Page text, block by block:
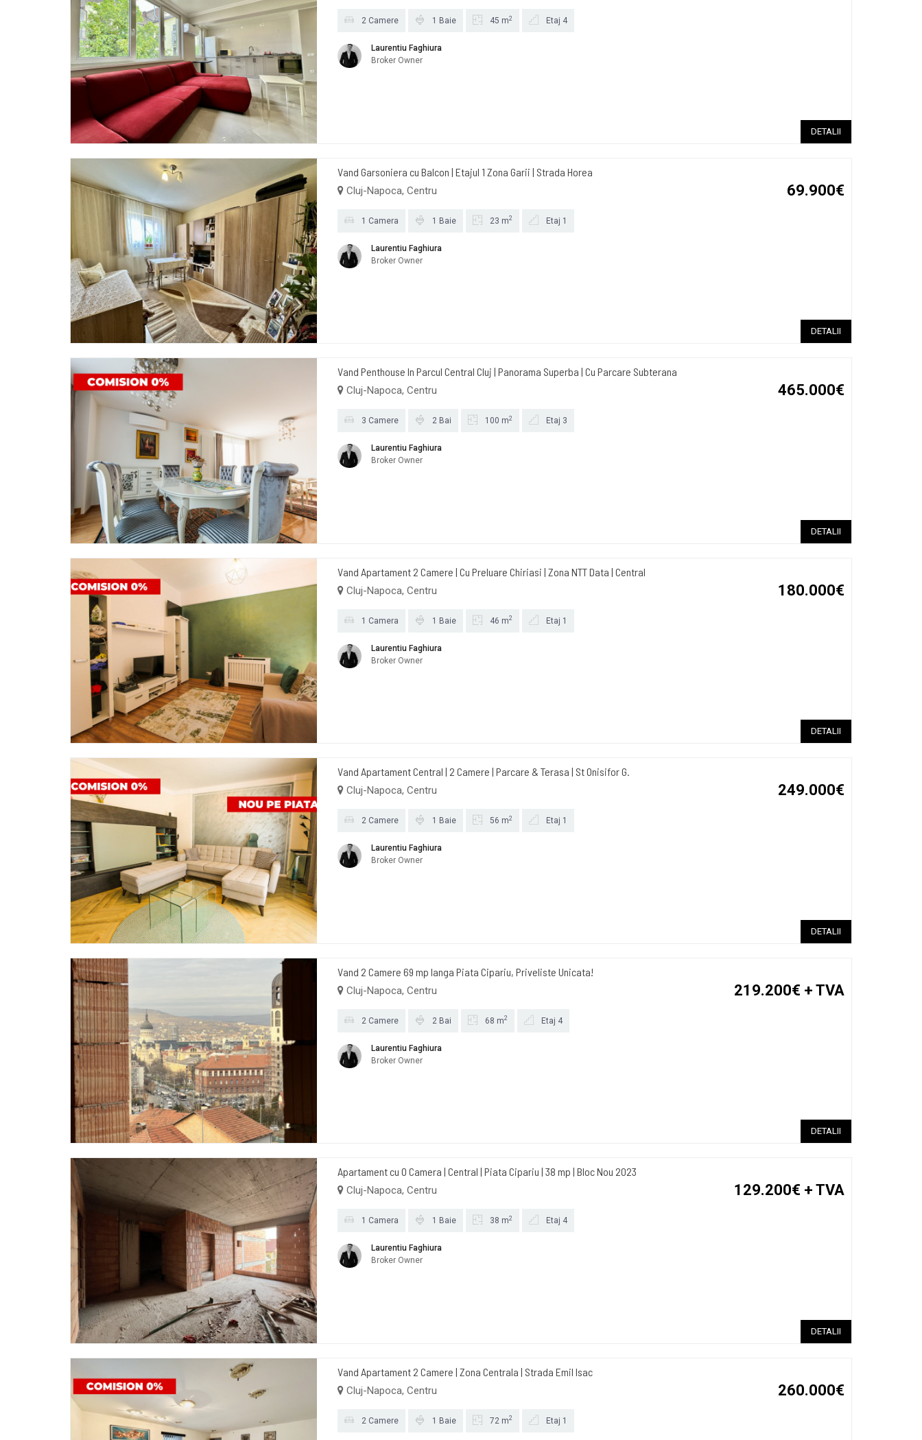
2 Camere 1 Baie 45 m2 Etaj 4
Laurentiu Faghiura
Broker Owner
DETALII
Vand Garsoniera cu Balcon | Etajul 1 Zona Garii | Strada Horea
69.900€
Cluj-Napoca, Centru
1 Camera 1 Baie 23 m2 Etaj 1
Laurentiu Faghiura
Broker Owner
DETALII
Vand Penthouse In Parcul Central Cluj | Panorama Superba | Cu Parcare Subterana
465.000€
Cluj-Napoca, Centru
3 Camere 2 Bai 100 m2 Etaj 3
Laurentiu Faghiura
Broker Owner
DETALII
Vand Apartament 2 Camere | Cu Preluare Chiriasi | Zona NTT Data | Central
180.000€
Cluj-Napoca, Centru
1 Camera 1 Baie 46 m2 Etaj 1
Laurentiu Faghiura
Broker Owner
DETALII
Vand Apartament Central | 2 Camere | Parcare & Terasa | St Onisifor G.
249.000€
Cluj-Napoca, Centru
2 Camere 1 Baie 56 m2 Etaj 1
Laurentiu Faghiura
Broker Owner
DETALII
Vand 2 Camere 69 mp langa Piata Cipariu, Priveliste Unicata!
219.200€ + TVA
Cluj-Napoca, Centru
2 Camere 2 Bai 68 m2 Etaj 4
Laurentiu Faghiura
Broker Owner
DETALII
Apartament cu O Camera | Central | Piata Cipariu | 38 mp | Bloc Nou 2023
129.200€ + TVA
Cluj-Napoca, Centru
1 Camera 1 Baie 38 m2 Etaj 4
Laurentiu Faghiura
Broker Owner
DETALII
Vand Apartament 2 Camere | Zona Centrala | Strada Emil Isac
260.000€
Cluj-Napoca, Centru
2 Camere 1 Baie 72 m2 Etaj 1